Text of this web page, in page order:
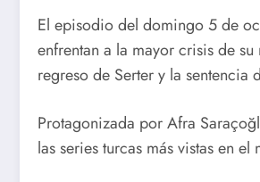
El episodio del domingo 5 de
enfrentan a la mayor crisis de
regreso de Serter y la sentencia
Protagonizada por Afra
las series turcas más vistas en